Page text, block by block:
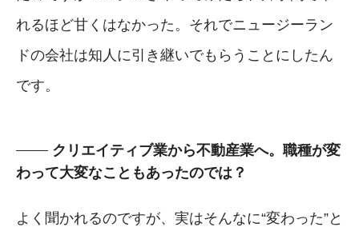
れるほど甘くはなかった。それでニュージーラン
ドの会社は知人に引き継いでもらうことにしたん
です。
クリエイティブ業から不動産業へ。職種が変
わって大変なこともあったのでは？
よく聞かれるのですが、実はそんなに“変わった”と